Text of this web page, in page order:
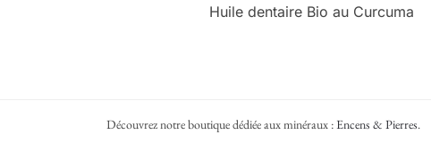
Huile dentaire Bio au Curcuma
Découvrez notre boutique dédiée aux minéraux :Encens & Pierres.